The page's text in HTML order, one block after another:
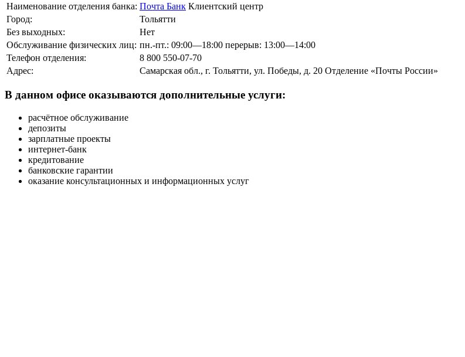
Наименование отделения банка: Почта Банк Клиентский центр
Город:
Тольятти
Без выходных:
Нет
Обслуживание физических лиц: пн.-пт.: 09:00—18:00 перерыв: 13:00—14:00
Телефон отделения:
8 800 550-07-70
Адрес:
Самарская обл., г. Тольятти, ул. Победы, д. 20 Отделение «Почты России»
В данном офисе оказываются дополнительные услуги:
расчётное обслуживание
депозиты
зарплатные проекты
интернет-банк
кредитование
банковские гарантии
оказание консультационных и информационных услуг